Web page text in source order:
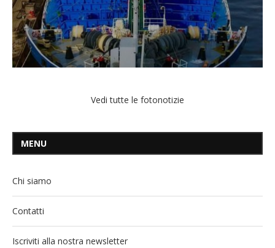
Vedi tutte le fotonotizie
MENU
Chi siamo
Contatti
Iscriviti alla nostra newsletter